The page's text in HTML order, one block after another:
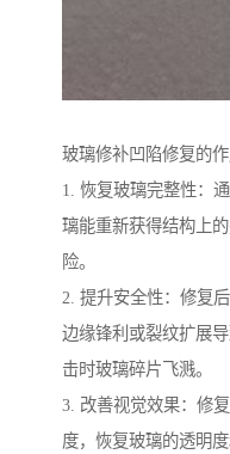
玻璃修补凹陷修复的
1. 恢复玻璃完整性：
璃能重新获得结构上
险。
2. 提升安全性：修复
边缘锋利或裂纹扩展
击时玻璃碎片飞溅。
3. 改善视觉效果：修
度，恢复玻璃的透明